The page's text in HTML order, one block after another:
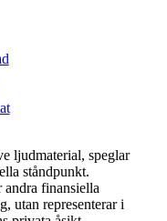
ljudmaterial, speglar
ståndpunkt.
finansiella
utan representerar i